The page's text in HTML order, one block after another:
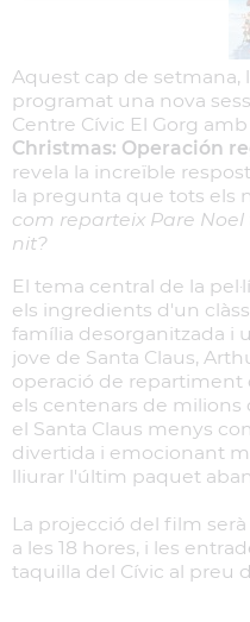
Aquest cap de setmana,
programat una nova
Centre Cívic El Gorg amb
Christmas: Operación
revela la increïble
la pregunta que tots els
com reparteix Pare
nit?
El tema central de la
els ingredients d'un
família desorganitzada i
jove de Santa Claus,
operació de repartiment
els centenars de milions
el Santa Claus menys
divertida i emocionant
lliurar l'últim paquet
La projecció del film
a les 18 hores, i les
taquilla del Cívic al preu